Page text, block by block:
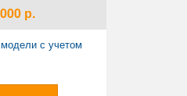
р.
с учетом